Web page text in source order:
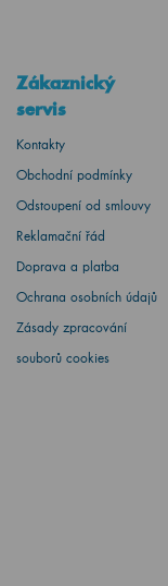
Zákaznický
servis
Kontakty
Obchodní podmínky
Odstoupení od smlouvy
Reklamační řád
Doprava a platba
Ochrana osobních údajů
Zásady zpracování
souborů cookies